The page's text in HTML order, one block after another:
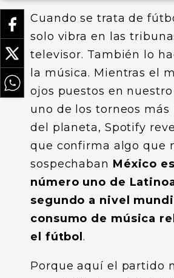
Cuando se trata de
solo vibra en las
televisor. También lo
la música. Mientras el
ojos puestos en
uno de los torneos
del planeta, Spotify
que confirma algo que
sospechaban México
número uno de
segundo a nivel
consumo de música
el fútbol.
Porque aquí el partido